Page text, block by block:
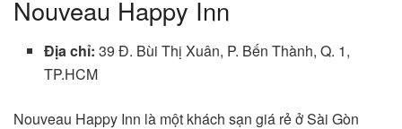
Nouveau Happy Inn
Địa chỉ: 39 Đ. Bùi Thị Xuân, P. Bến Thành, Q. 1,
TP.HCM
Nouveau Happy Inn là một khách sạn giá rẻ ở Sài Gòn